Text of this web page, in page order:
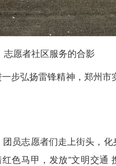
志愿者社区服务的合影
弘扬雷锋精神，郑州市
志愿者们走上街头，化
色马甲，发放“文明交通